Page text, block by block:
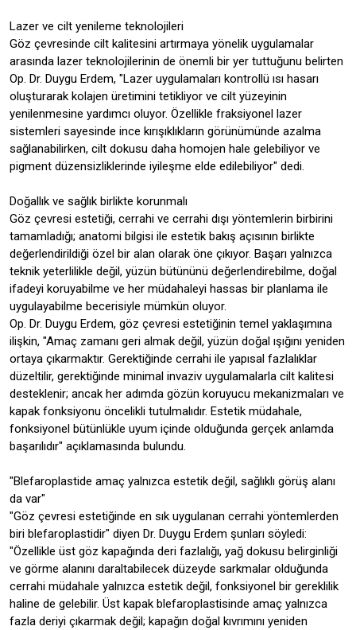
Lazer ve cilt yenileme teknolojileri
Göz çevresinde cilt kalitesini artırmaya yönelik uygulamalar
arasında lazer teknolojilerinin de önemli bir yer tuttuğunu belirten
Op. Dr. Duygu Erdem, "Lazer uygulamaları kontrollü ısı hasarı
oluşturarak kolajen üretimini tetikliyor ve cilt yüzeyinin
yenilenmesine yardımcı oluyor. Özellikle fraksiyonel lazer
sistemleri sayesinde ince kırışıklıkların görünümünde azalma
sağlanabilirken, cilt dokusu daha homojen hale gelebiliyor ve
pigment düzensizliklerinde iyileşme elde edilebiliyor" dedi.
Doğallık ve sağlık birlikte korunmalı
Göz çevresi estetiği, cerrahi ve cerrahi dışı yöntemlerin birbirini
tamamladığı; anatomi bilgisi ile estetik bakış açısının birlikte
değerlendirildiği özel bir alan olarak öne çıkıyor. Başarı yalnızca
teknik yeterlilikle değil, yüzün bütününü değerlendirebilme, doğal
ifadeyi koruyabilme ve her müdahaleyi hassas bir planlama ile
uygulayabilme becerisiyle mümkün oluyor.
Op. Dr. Duygu Erdem, göz çevresi estetiğinin temel yaklaşımına
ilişkin, "Amaç zamanı geri almak değil, yüzün doğal ışığını yeniden
ortaya çıkarmaktır. Gerektiğinde cerrahi ile yapısal fazlalıklar
düzeltilir, gerektiğinde minimal invaziv uygulamalarla cilt kalitesi
desteklenir; ancak her adımda gözün koruyucu mekanizmaları ve
kapak fonksiyonu öncelikli tutulmalıdır. Estetik müdahale,
fonksiyonel bütünlükle uyum içinde olduğunda gerçek anlamda
başarılıdır" açıklamasında bulundu.
"Blefaroplastide amaç yalnızca estetik değil, sağlıklı görüş alanı
da var"
"Göz çevresi estetiğinde en sık uygulanan cerrahi yöntemlerden
biri blefaroplastidir" diyen Dr. Duygu Erdem şunları söyledi:
"Özellikle üst göz kapağında deri fazlalığı, yağ dokusu belirginliği
ve görme alanını daraltabilecek düzeyde sarkmalar olduğunda
cerrahi müdahale yalnızca estetik değil, fonksiyonel bir gereklilik
haline de gelebilir. Üst kapak blefaroplastisinde amaç yalnızca
fazla deriyi çıkarmak değil; kapağın doğal kıvrımını yeniden